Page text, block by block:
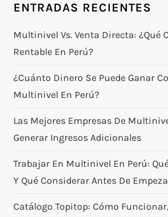
ENTRADAS RECIENTES
Multinivel Vs. Venta Directa: ¿qué
Rentable En Perú?
¿Cuánto Dinero Se Puede Ganar
Multinivel En Perú?
Las Mejores Empresas De
Generar Ingresos Adicionales
Trabajar En Multinivel En Perú:
Y Qué Considerar Antes De
Catálogo Topitop: Cómo